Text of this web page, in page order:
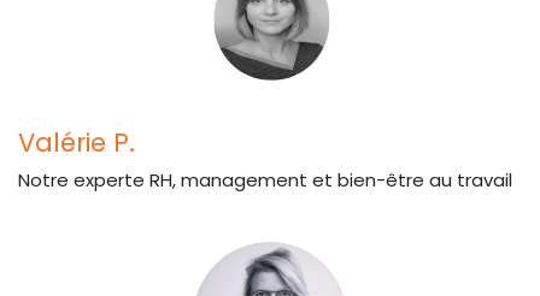
Valérie P.
Notre experte RH, management et bien-être au travail